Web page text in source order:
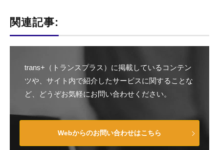
関連記事:
trans+（トランスプラス）に掲載しているコンテン
ツや、サイト内で紹介したサービスに関することな
ど、どうぞお気軽にお問い合わせください。
Webからのお問い合わせはこちら